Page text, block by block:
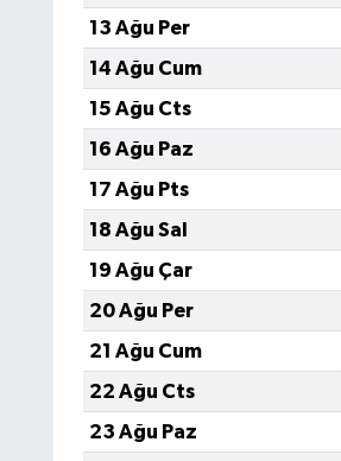
13 Ağu Per
14 Ağu Cum
15 Ağu Cts
16 Ağu Paz
17 Ağu Pts
18 Ağu Sal
19 Ağu Çar
20 Ağu Per
21 Ağu Cum
22 Ağu Cts
23 Ağu Paz